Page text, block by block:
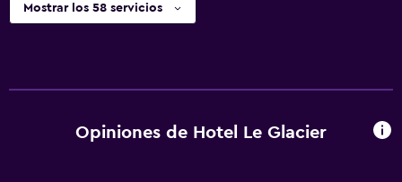
Mostrar los 58 servicios
Opiniones de Hotel Le Glacier